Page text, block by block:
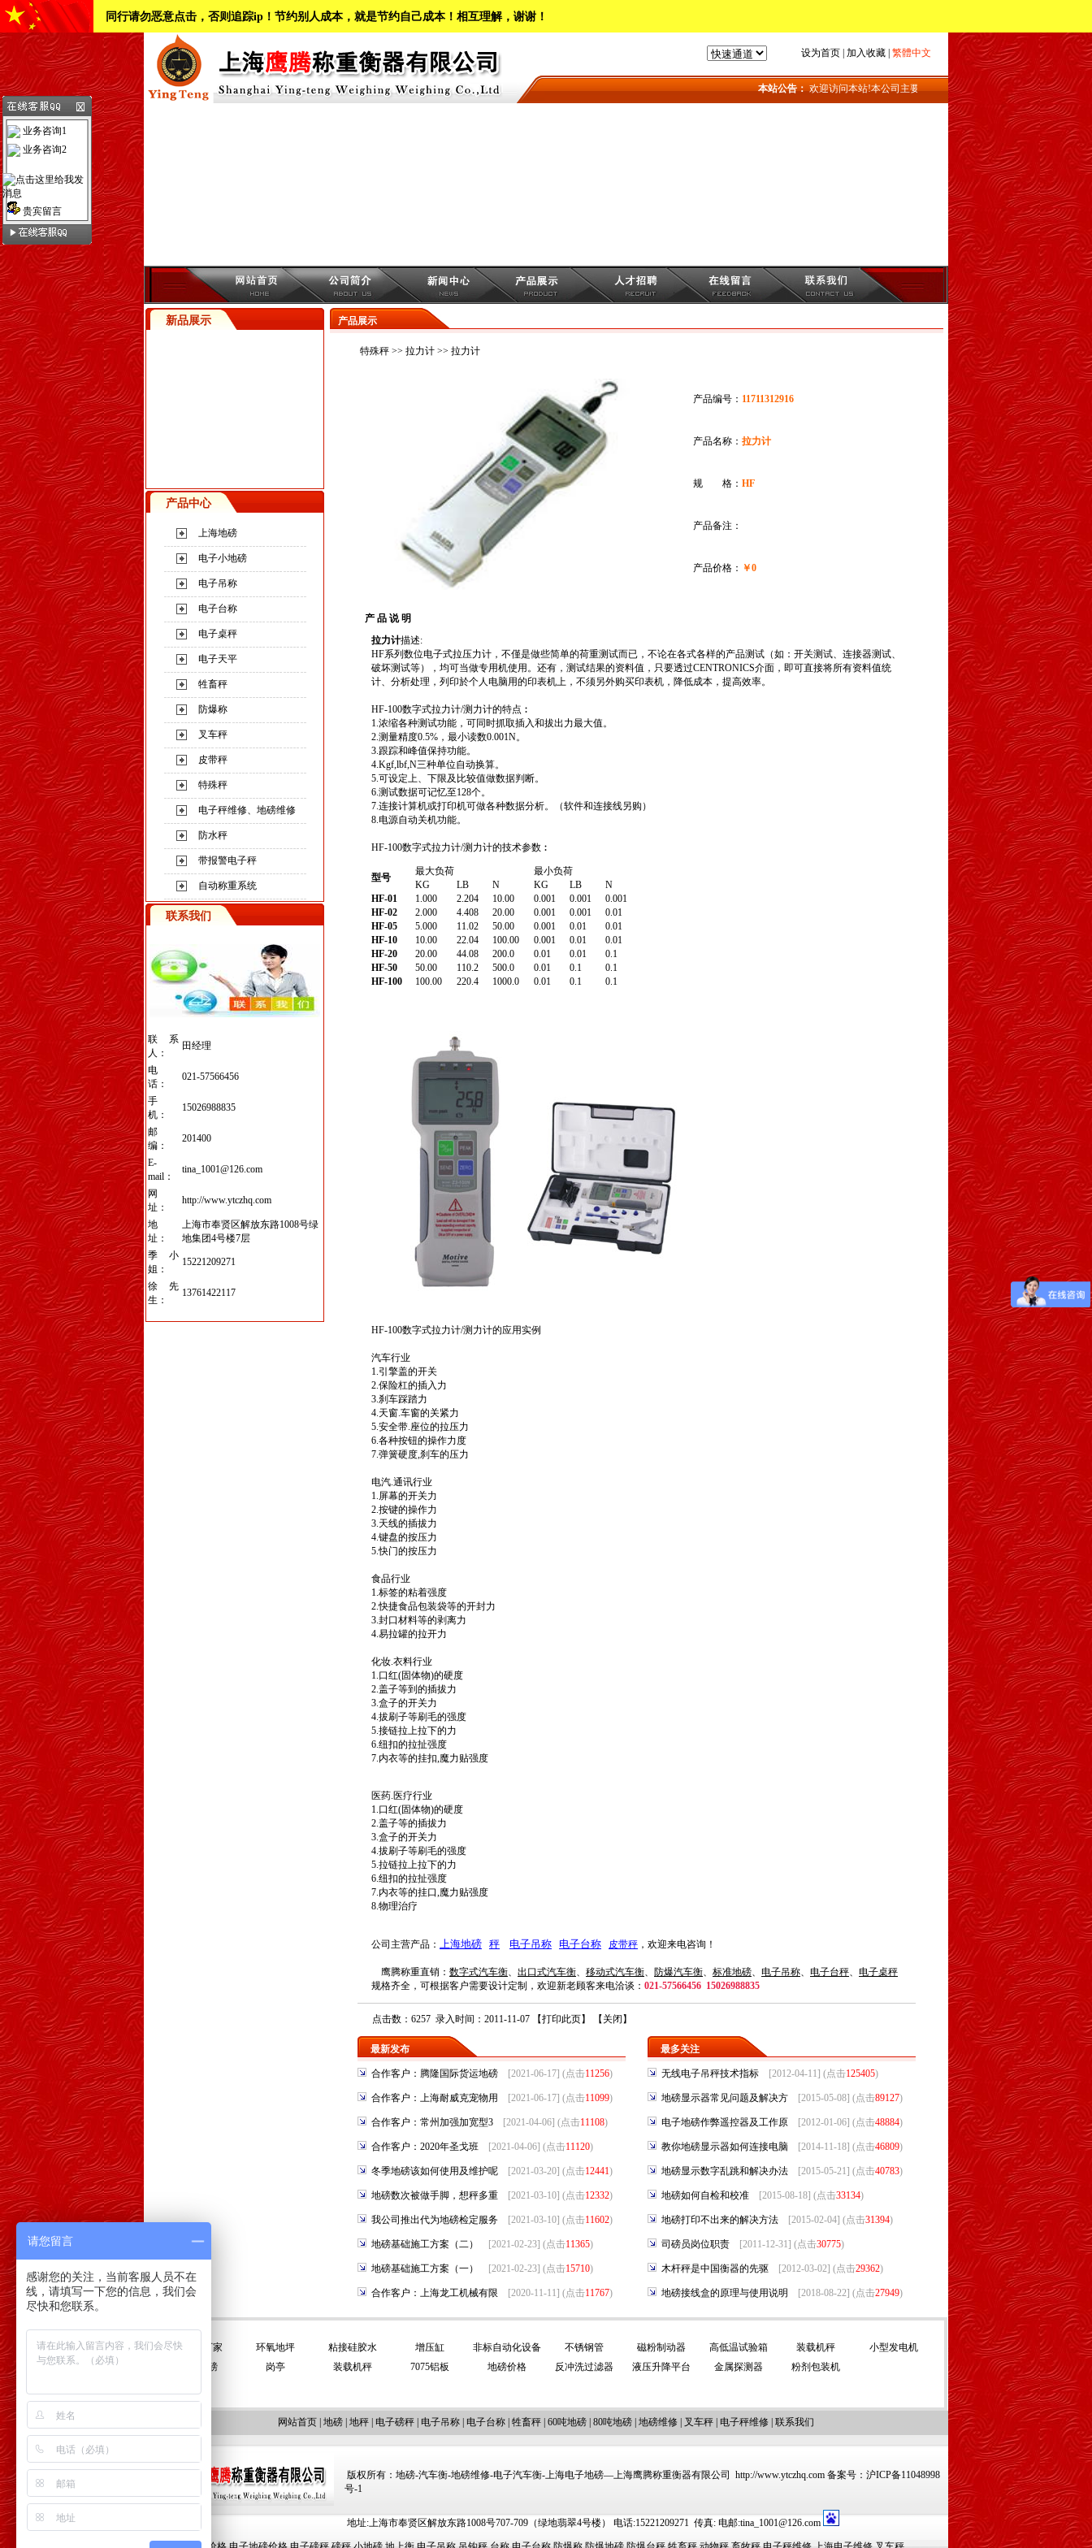
同行请勿恶意点击，否则追踪ip！节约别人成本，就是节约自己成本！相互理解，谢谢！
设为首页| 加入收藏| 繁體中文
本站公告： 欢迎访问本站!本公司主要产品：地磅_上海地磅_地磅维修
新品展示
产品中心
上海地磅
电子小地磅
电子吊称
电子台称
电子桌秤
电子天平
牲畜秤
防爆称
叉车秤
皮带秤
特殊秤
电子秤维修、地磅维修
防水秤
带报警电子秤
自动称重系统
联系我们
联系
人：
田经理
电
话：
021-57566456
手
机：
15026988835
邮
编：
201400
E-
mail：
tina_1001@126.com
网
址：
http://www.ytczhq.com
地
址：
上海市奉贤区解放东路1008号绿
地集团4号楼7层
季小
姐：
15221209271
徐先
生：
13761422117
产品展示
特殊秤>> 拉力计>> 拉力计
产品编号： 11711312916
产品名称： 拉力计
规 格： HF
产品备注：
产品价格： ￥0
产 品 说 明
拉力计描述:
HF系列数位电子式拉压力计 ，不僅是做些简单的荷重测试而已，不论在各式各样的产品测试（如：开关测试、连接器测试、
破坏测试等），均可当做专用机使用。还有，测试结果的资料值，只要透过CENTRONICS介面，即可直接将所有资料值统
计、分析处理，列印於个人电脑用的印表机上，不须另外购买印表机，降低成本，提高效率。
HF-100数字式拉力计/测力计的特点︰
1.浓缩各种测试功能，可同时抓取插入和拔出力最大值。
2.测量精度0.5%，最小读数0.001N。
3.跟踪和峰值保持功能。
4.Kgf,lbf,N三种单位自动换算。
5.可设定上、下限及比较值做数据判断。
6.测试数据可记忆至128个。
7.连接计算机或打印机可做各种数据分析。（软件和连接线另购）
8.电源自动关机功能。
HF-100数字式拉力计/测力计的技术参数︰
型号
最大负荷
最小负荷
KG
LB N KG LB
N
HF-01
1.000 2.204 10.00 0.001 0.001
0.001
HF-02
2.000 4.408 20.00 0.001 0.001
0.01
HF-05
5.000 11.02 50.00 0.001 0.01
0.01
HF-10
10.00 22.04 100.00 0.001 0.01
0.01
HF-20
20.00 44.08 200.0 0.01 0.01
0.1
HF-50
50.00 110.2 500.0 0.01 0.1
0.1
HF-100
100.00 220.4 1000.0 0.01 0.1 0.1
HF-100数字式拉力计/测力计的应用实例
汽车行业
1.引擎盖的开关
2.保险杠的插入力
3.刹车踩踏力
4.天窗.车窗的关紧力
5.安全带.座位的拉压力
6.各种按钮的操作力度
7.弹簧硬度,刹车的压力
电汽.通讯行业
1.屏幕的开关力
2.按键的操作力
3.天线的插拔力
4.键盘的按压力
5.快门的按压力
食品行业
1.标签的粘着强度
2.快捷食品包装袋等的开封力
3.封口材料等的剥离力
4.易拉罐的拉开力
化妆.衣料行业
1.口红(固体物)的硬度
2.盖子等到的插拔力
3.盒子的开关力
4.拔刷子等刷毛的强度
5.接链拉上拉下的力
6.纽扣的拉扯强度
7.内衣等的挂扣,魔力贴强度
医药.医疗行业
1.口红(固体物)的硬度
2.盖子等的插拔力
3.盒子的开关力
4.拔刷子等刷毛的强度
5.拉链拉上拉下的力
6.纽扣的拉扯强度
7.内衣等的挂口,魔力贴强度
8.物理治疗
公司主营产品： 上海地磅 秤 电子吊称 电子台称 皮带秤 ，欢迎来电咨询！
鹰腾称重直销： 数字式汽车衡、 出口式汽车衡、 移动式汽车衡、 防爆汽车衡、 标准地磅、 电子吊称、 电子台秤、 电子桌秤
规格齐全，可根据客户需要设计定制，欢迎新老顾客来电洽谈： 021-57566456 15026988835
点击数：6257 录入时间：2011-11-07 【打印此页】 【 关闭 】
最新发布
合作客户：腾隆国际货运地磅 [2021-06-17] (点击11256)
合作客户：上海耐威克宠物用 [2021-06-17] (点击11099)
合作客户：常州加强加宽型3 [2021-04-06] (点击11108)
合作客户：2020年圣戈班 [2021-04-06] (点击11120)
冬季地磅该如何使用及维护呢 [2021-03-20] (点击12441)
地磅数次被做手脚，想秤多重 [2021-03-10] (点击12332)
我公司推出代为地磅检定服务 [2021-03-10] (点击11602)
地磅基础施工方案（二） [2021-02-23] (点击11365)
地磅基础施工方案（一） [2021-02-23] (点击15710)
合作客户：上海龙工机械有限 [2020-11-11] (点击11767)
最多关注
无线电子吊秤技术指标 [2012-04-11] (点击125405)
地磅显示器常见问题及解决方 [2015-05-08] (点击89127)
电子地磅作弊遥控器及工作原 [2012-01-06] (点击48884)
教你地磅显示器如何连接电脑 [2014-11-18] (点击46809)
地磅显示数字乱跳和解决办法 [2015-05-21] (点击40783)
地磅如何自检和校准 [2015-08-18] (点击33134)
地磅打印不出来的解决方法 [2015-02-04] (点击31394)
司磅员岗位职责 [2011-12-31] (点击30775)
木杆秤是中国衡器的先驱 [2012-03-02] (点击29362)
地磅接线盒的原理与使用说明 [2018-08-22] (点击27949)
业务咨询1
业务咨询2
贵宾留言
友情链接:
平衡门厂家
环氧地坪 粘接硅胶水 增压缸 非标自动化设备 不锈钢管 磁粉制动器 高低温试验箱 装载机秤
小型发电机
电子地磅
岗亭 装载机秤 7075铝板 地磅价格 反冲洗过滤器 液压升降平台 金属探测器 粉剂包装机
网站首页 地磅 地秤 电子磅秤 电子吊称 电子台称 牲畜秤 60吨地磅 80吨地磅 地磅维修 叉车秤 电子秤维修 联系我们
版权所有：地磅-汽车衡-地磅维修-电子汽车衡-上海电子地磅—上海鹰腾称重衡器有限公司 http://www.ytczhq.com 备案号： 沪ICP备11048998
号-1
地址:上海市奉贤区解放东路1008号707-709（绿地翡翠4号楼） 电话:15221209271 传真: 电邮:tina_1001@126.com
请您留言
感谢您的关注，当前客服人员不在
线，请填写一下您的信息，我们会
尽快和您联系。